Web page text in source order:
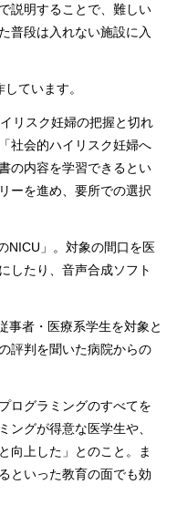
説明することで、難しい
普段は入れない施設に入
ています。
リスク妊婦の把握と切れ
社会的ハイリスク妊婦へ
の内容を学習できるとい
ーを進め、要所での選択
NICU」。対象の間口を医
したり、音声合成ソフト
者・医療系学生を対象と
評判を聞いた病院からの
ログラミングのすべてを
ングが得意な医学生や、
向上した」とのこと。ま
といった教育の面でも効